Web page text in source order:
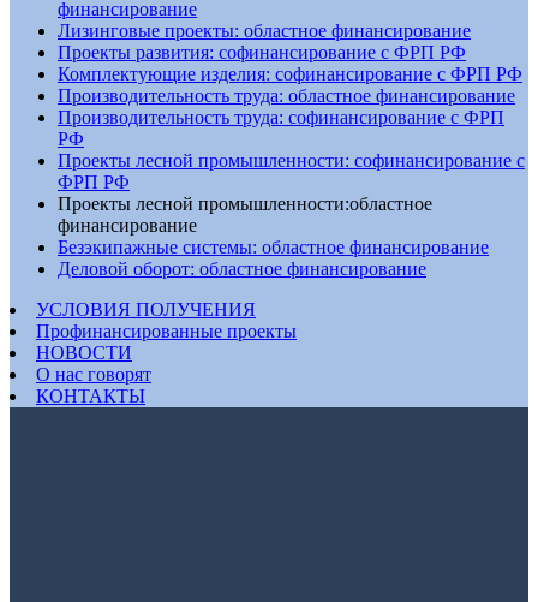
финансирование
Лизинговые проекты: областное финансирование
Проекты развития: софинансирование с ФРП РФ
Комплектующие изделия: софинансирование с ФРП РФ
Производительность труда: областное финансирование
Производительность труда: софинансирование с ФРП
РФ
Проекты лесной промышленности: софинансирование с
ФРП РФ
Проекты лесной промышленности:областное
финансирование
Безэкипажные системы: областное финансирование
Деловой оборот: областное финансирование
УСЛОВИЯ ПОЛУЧЕНИЯ
Профинансированные проекты
НОВОСТИ
О нас говорят
КОНТАКТЫ